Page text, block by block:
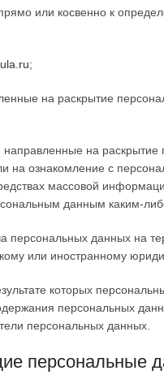
или косвенно к
;
на раскрытие
на раскрытие
на ознакомление с
массовой
данным каким-
данных на
или иностранному
которых
персональных
персональных данных.
персональные